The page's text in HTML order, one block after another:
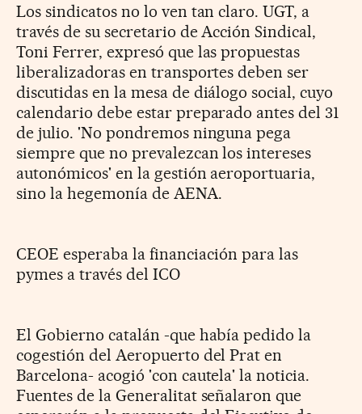
Los sindicatos no lo ven tan claro. UGT, a
través de su secretario de Acción Sindical,
Toni Ferrer, expresó que las propuestas
liberalizadoras en transportes deben ser
discutidas en la mesa de diálogo social, cuyo
calendario debe estar preparado antes del 31
de julio. 'No pondremos ninguna pega
siempre que no prevalezcan los intereses
autonómicos' en la gestión aeroportuaria,
sino la hegemonía de AENA.
CEOE esperaba la financiación para las
pymes a través del ICO
El Gobierno catalán -que había pedido la
cogestión del Aeropuerto del Prat en
Barcelona- acogió 'con cautela' la noticia.
Fuentes de la Generalitat señalaron que